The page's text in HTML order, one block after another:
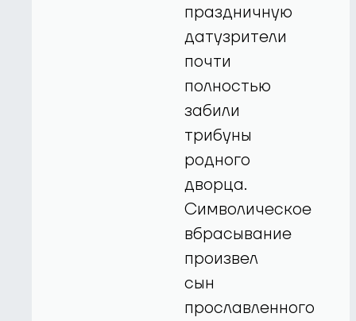
праздничную
датузрители
почти
полностью
забили
трибуны
родного
дворца.
Символическое
вбрасывание
произвел
сын
прославленного